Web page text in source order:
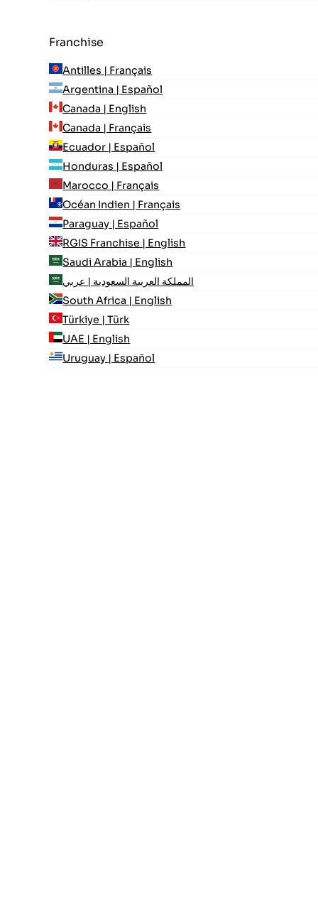
Franchise
Antilles | Français
Argentina | Español
Canada | English
Canada | Français
Ecuador | Español
Honduras | Español
Marocco | Français
Océan Indien | Français
Paraguay | Español
RGIS Franchise | English
Saudi Arabia | English
المملكة العربية السعودية | عربي
South Africa | English
Türkiye | Türk
UAE | English
Uruguay | Español